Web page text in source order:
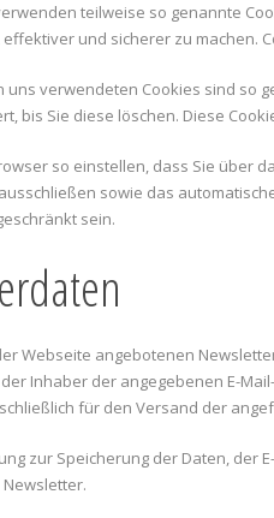
teilweise so genannte
und sicherer zu machen.
uns verwendeten Cookies sind so
bis Sie diese löschen. Diese
so einstellen, dass Sie über
sowie das
sein.
Webseite angebotenen
Inhaber der angegebenen E-
für den Versand der
zur Speicherung der Daten,
Newsletter.